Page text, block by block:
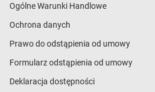
Ogólne Warunki Handlowe
Ochrona danych
Prawo do odstąpienia od umowy
Formularz odstąpienia od umowy
Deklaracja dostępności